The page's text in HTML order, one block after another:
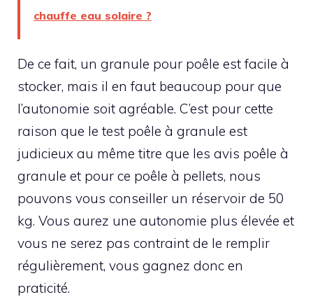
chauffe eau solaire ?
De ce fait, un granule pour poêle est facile à
stocker, mais il en faut beaucoup pour que
l’autonomie soit agréable. C’est pour cette
raison que le test poêle à granule est
judicieux au même titre que les avis poêle à
granule et pour ce poêle à pellets, nous
pouvons vous conseiller un réservoir de 50
kg. Vous aurez une autonomie plus élevée et
vous ne serez pas contraint de le remplir
régulièrement, vous gagnez donc en
praticité.